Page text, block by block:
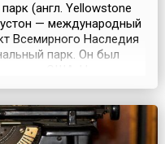
(англ. Yellowstone
— международный
Всемирного Наследия
парк. Он был
Монтана и Айдахо.
живой ...